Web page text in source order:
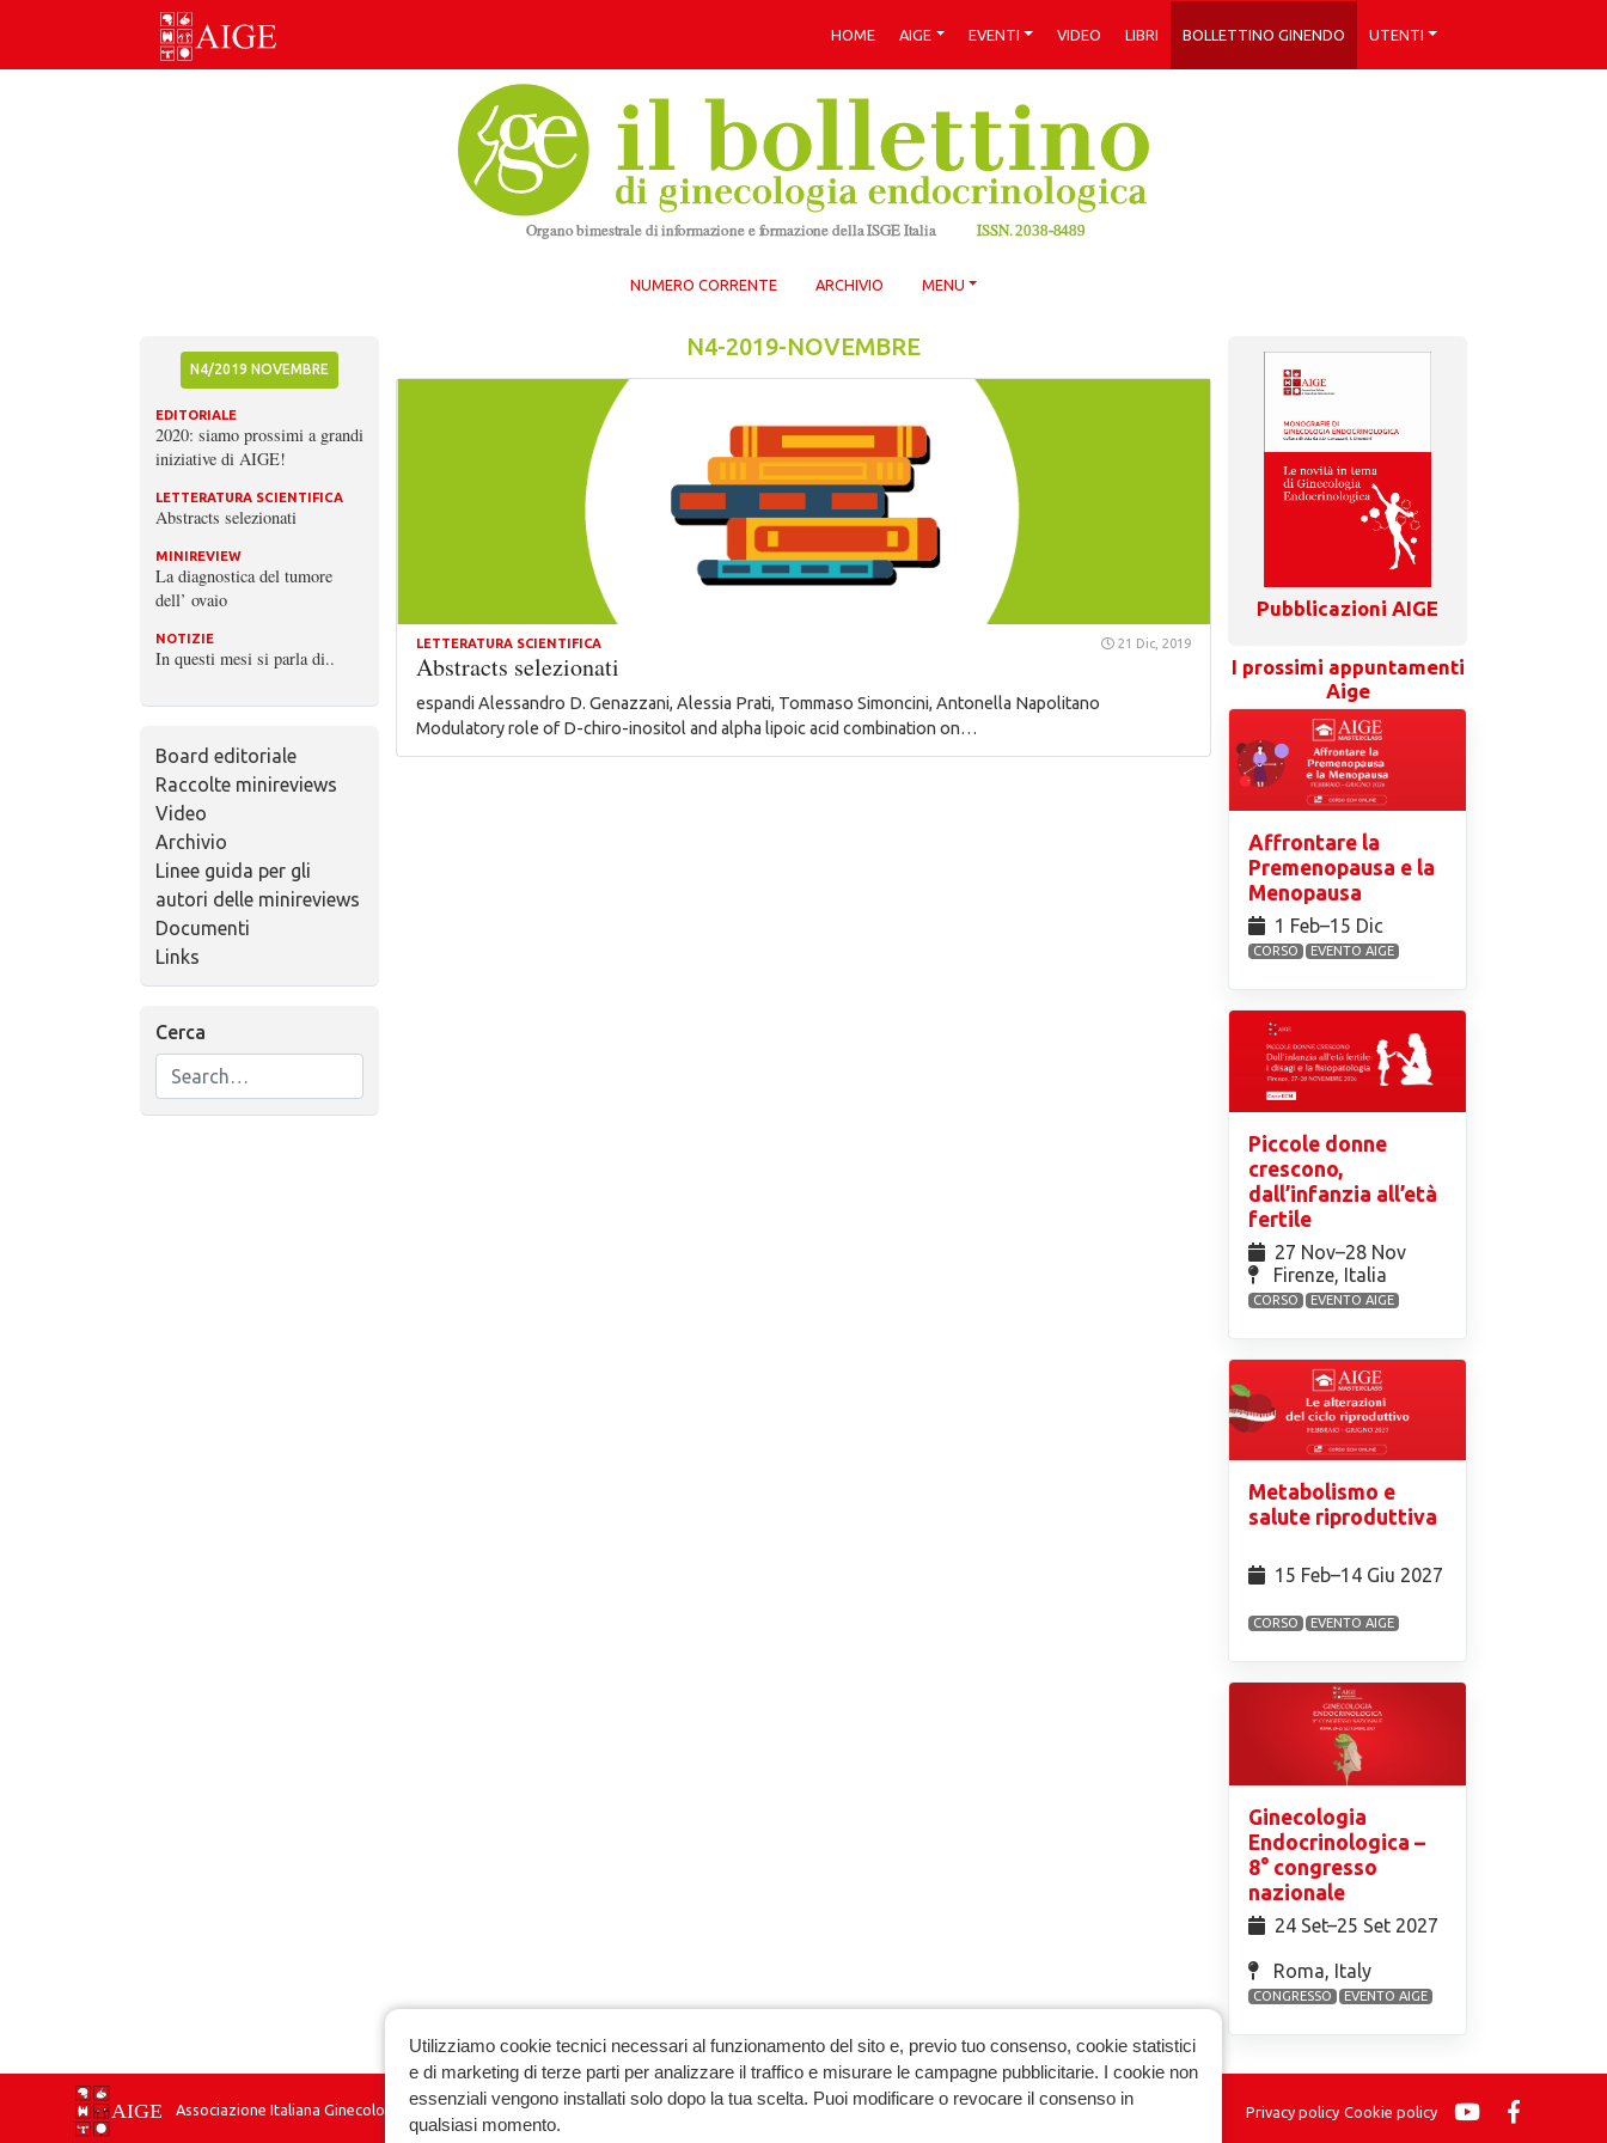
Skip
HOME AIGE EVENTI VIDEO LIBRI BOLLETTINO GINENDO UTENTI
NUMERO CORRENTE ARCHIVIO MENU
N4/2019 NOVEMBRE
EDITORIALE
2020: siamo prossimi a grandi
iniziative di AIGE!
LETTERATURA SCIENTIFICA
Abstracts selezionati
MINIREVIEW
La diagnostica del tumore
dell’ ovaio
NOTIZIE
In questi mesi si parla di..
Board editoriale
Raccolte minireviews
Video
Archivio
Linee guida per gli
autori delle minireviews
Documenti
Links
Cerca
N4-2019-NOVEMBRE
LETTERATURA SCIENTIFICA 21 Dic, 2019
Abstracts selezionati
espandi Alessandro D. Genazzani, Alessia Prati, Tommaso Simoncini, Antonella Napolitano
Modulatory role of D-chiro-inositol and alpha lipoic acid combination on…
Pubblicazioni AIGE
I prossimi appuntamenti
Aige
Affrontare la
Premenopausa e la
Menopausa
1 Feb⁠–15 Dic
CORSO EVENTO AIGE
Piccole donne
crescono,
dall’infanzia all’età
fertile
27 Nov⁠–28 Nov
Firenze, Italia
CORSO EVENTO AIGE
Metabolismo e
salute riproduttiva
15 Feb⁠–14 Giu 2027
CORSO EVENTO AIGE
Ginecologia
Endocrinologica –
8° congresso
nazionale
24 Set⁠–25 Set 2027
Roma, Italy
CONGRESSO EVENTO AIGE
Associazione Italiana Ginecologia Endocrinologica Privacy policy Cookie policy
Utilizziamo cookie tecnici necessari al funzionamento del sito e, previo tuo consenso, cookie statistici
e di marketing di terze parti per analizzare il traffico e misurare le campagne pubblicitarie. I cookie non
essenziali vengono installati solo dopo la tua scelta. Puoi modificare o revocare il consenso in
qualsiasi momento.